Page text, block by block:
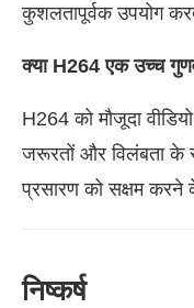
कुशलतापूर्वक उपयोग
क्या H264 एक उच्च
H264 को मौजूदा
जरूरतों और विलंबता के
प्रसारण को सक्षम करने
निष्कर्ष